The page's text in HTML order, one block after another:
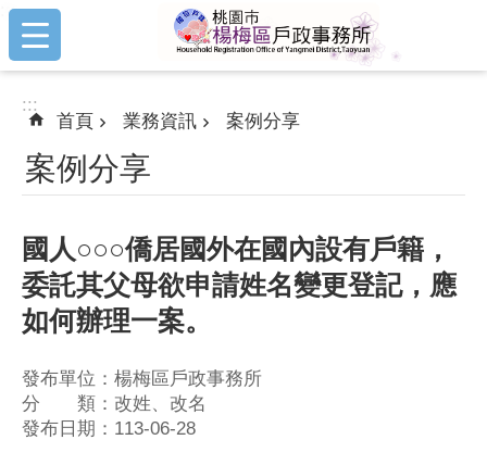
跳到主要內容區塊
:::
:::
首頁 業務資訊 案例分享
案例分享
國人○○○僑居國外在國內設有戶籍，
委託其父母欲申請姓名變更登記，應
如何辦理一案。
發布單位：楊梅區戶政事務所
分 類：改姓、改名
發布日期：113-06-28